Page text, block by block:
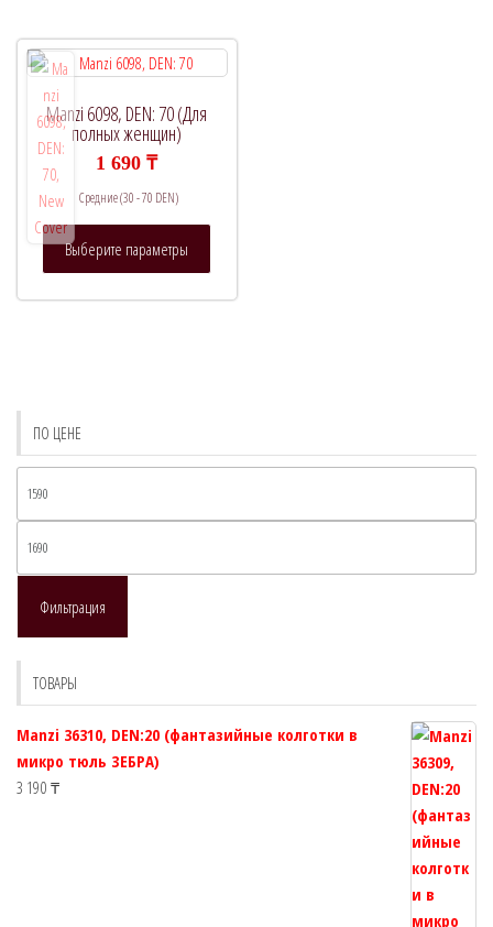
Опции
можно
Manzi 6098, DEN: 70 (Для
полных женщин)
1 690₸
Средние (30 - 70 DEN)
Выберите параметры
странице
ПО ЦЕНЕ
Фильтрация
ТОВАРЫ
Manzi 36310, DEN:20 (фантазийные колготки в
микро тюль ЗЕБРА)
3 190 ₸